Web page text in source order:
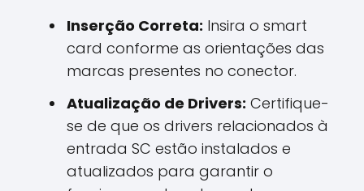
Inserção Correta: Insira o smart
card conforme as orientações das
marcas presentes no conector.
Atualização de Drivers: Certifique-
se de que os drivers relacionados à
entrada SC estão instalados e
atualizados para garantir o